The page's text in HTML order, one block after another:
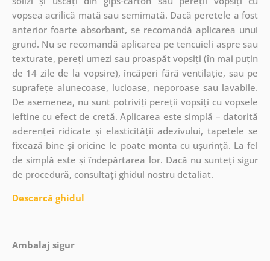
vopsea acrilică mată sau semimată. Dacă peretele a fost
anterior foarte absorbant, se recomandă aplicarea unui
grund. Nu se recomandă aplicarea pe tencuieli aspre sau
texturate, pereți umezi sau proaspăt vopsiți (în mai puțin
de 14 zile de la vopsire), încăperi fără ventilație, sau pe
suprafețe alunecoase, lucioase, neporoase sau lavabile.
De asemenea, nu sunt potriviți pereții vopsiți cu vopsele
ieftine cu efect de cretă. Aplicarea este simplă – datorită
aderenței ridicate și elasticității adezivului, tapetele se
fixează bine și oricine le poate monta cu ușurință. La fel
de simplă este și îndepărtarea lor. Dacă nu sunteți sigur
de procedură, consultați ghidul nostru detaliat.
Descarcă ghidul
Ambalaj sigur